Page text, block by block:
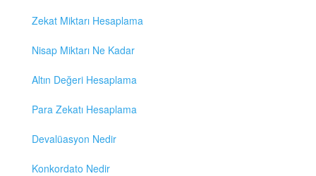
Zekat Miktarı Hesaplama
Nisap Miktarı Ne Kadar
Altın Değeri Hesaplama
Para Zekatı Hesaplama
Devalüasyon Nedir
Konkordato Nedir